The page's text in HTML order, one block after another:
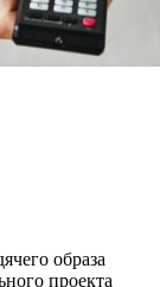
образа
проекта